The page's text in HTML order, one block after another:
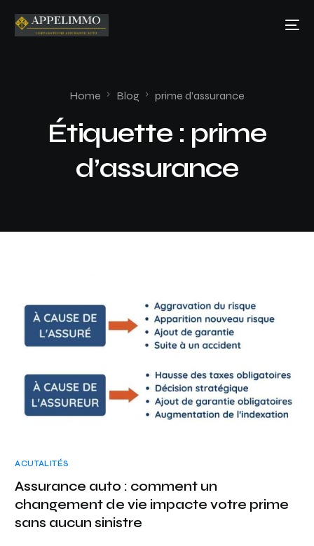
Home Blog prime d’assurance
Étiquette : prime
d’assurance
ACUTALITÉS
Assurance auto : comment un
changement de vie impacte votre prime
sans aucun sinistre